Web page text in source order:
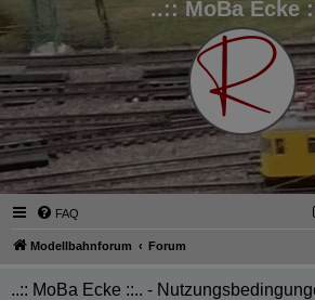
..:: MoBa Ecke
FAQ
Modellbahnforum Forum
..:: MoBa Ecke ::.. -